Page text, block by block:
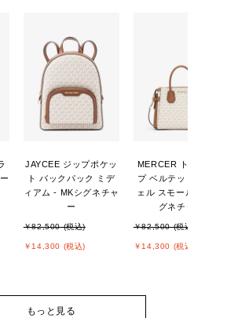
JAYCEE ジップポケッ
ト バックパック ミデ
ィアム - MKシグネチャ
ー
￥82,500 (税込)
￥14,300 (税込)
MERCER トップジッ
プ ベルテッド サッチ
ェル スモール - MKシ
グネチャー
￥82,500 (税込)
￥14,300 (税込)
もっと見る